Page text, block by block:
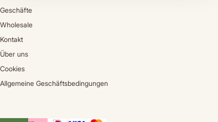
Geschäfte
Wholesale
Kontakt
Über uns
Cookies
Allgemeine Geschäftsbedingungen